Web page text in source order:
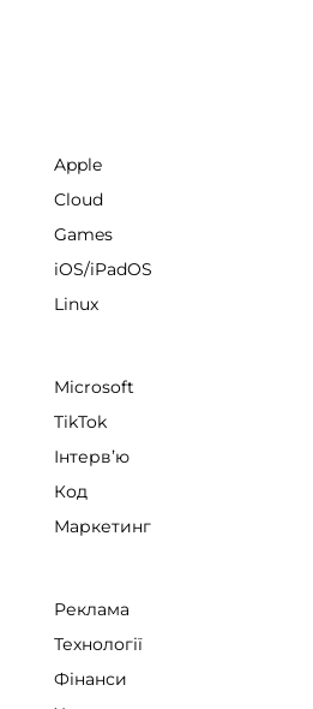
Apple
Cloud
Games
iOS/iPadOS
Linux
Microsoft
TikTok
Інтервʼю
Код
Маркетинг
Реклама
Технології
Фінанси